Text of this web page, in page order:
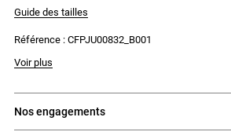
- Doubles surpiqûres contrastées à l'ourlet du bas
Guide des tailles
Référence : CFPJU00832_B001
Voir plus
nos engagements